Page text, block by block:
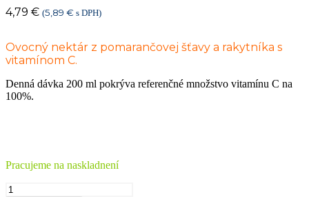
4,79 € (5,89 € s DPH)
Ovocný nektár z pomarančovej šťavy a rakytníka s
vitamínom C.
Denná dávka 200 ml pokrýva referenčné množstvo vitamínu C na
100%.
Pracujeme na naskladnení
množstvo